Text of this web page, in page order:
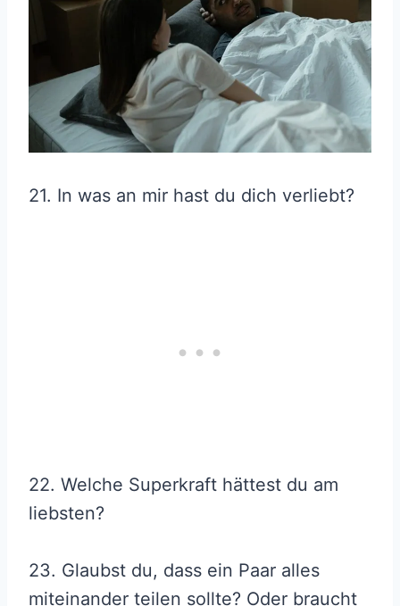
21. In was an mir hast du dich verliebt?
22. Welche Superkraft hättest du am
liebsten?
23. Glaubst du, dass ein Paar alles
miteinander teilen sollte? Oder braucht